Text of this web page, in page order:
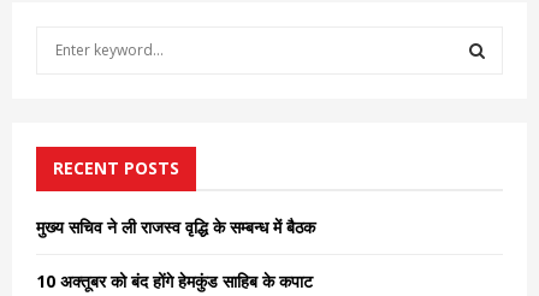
f
o
r
RECENT POSTS
मुख्य सचिव ने ली राजस्व वृद्धि के सम्बन्ध में बैठक
10 अक्तूबर को बंद होंगे हेमकुंड साहिब के कपाट